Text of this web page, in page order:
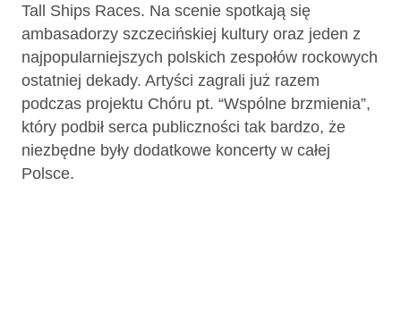
Tall Ships Races. Na scenie spotkają się
ambasadorzy szczecińskiej kultury oraz jeden z
najpopularniejszych polskich zespołów rockowych
ostatniej dekady. Artyści zagrali już razem
podczas projektu Chóru pt. “Wspólne brzmienia”,
który podbił serca publiczności tak bardzo, że
niezbędne były dodatkowe koncerty w całej
Polsce.